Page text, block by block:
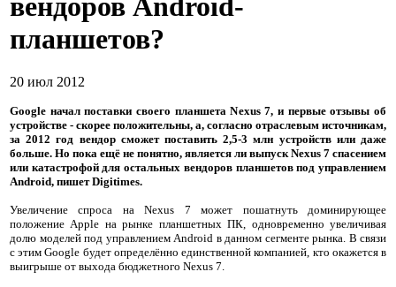
планшетов?
20 июл 2012
Google начал поставки своего планшета Nexus 7, и первые отзывы об
устройстве - скорее положительны, а, согласно отраслевым источникам,
за 2012 год вендор сможет поставить 2,5-3 млн устройств или даже
больше. Но пока ещё не понятно, является ли выпуск Nexus 7 спасением
или катастрофой для остальных вендоров планшетов под управлением
Android, пишет Digitimes.
Увеличение спроса на Nexus 7 может пошатнуть доминирующее
положение Apple на рынке планшетных ПК, одновременно увеличивая
долю моделей под управлением Android в данном сегменте рынка. В связи
с этим Google будет определённо единственной компанией, кто окажется в
выигрыше от выхода бюджетного Nexus 7.